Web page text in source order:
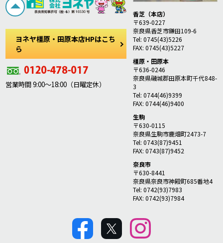
ヨネヤ橿原・田原本店HPはこち
ら
営業時間 9:00～18:00（日曜定休）
香芝（本店）
〒639-0227
奈良県香芝市鎌田109-6
Tel: 0745(43)5226
FAX: 0745(43)5227
橿原・田原本
〒636-0246
奈良県磯城郡田原本町千代848-
3
Tel: 0744(46)9399
FAX: 0744(46)9400
生駒
〒630-0115
奈良県生駒市鹿畑町2473-7
Tel: 0743(87)9451
FAX: 0743(87)9452
奈良市
〒630-8441
奈良県奈良市神殿町685番地4
Tel: 0742(93)7983
FAX: 0742(93)7984